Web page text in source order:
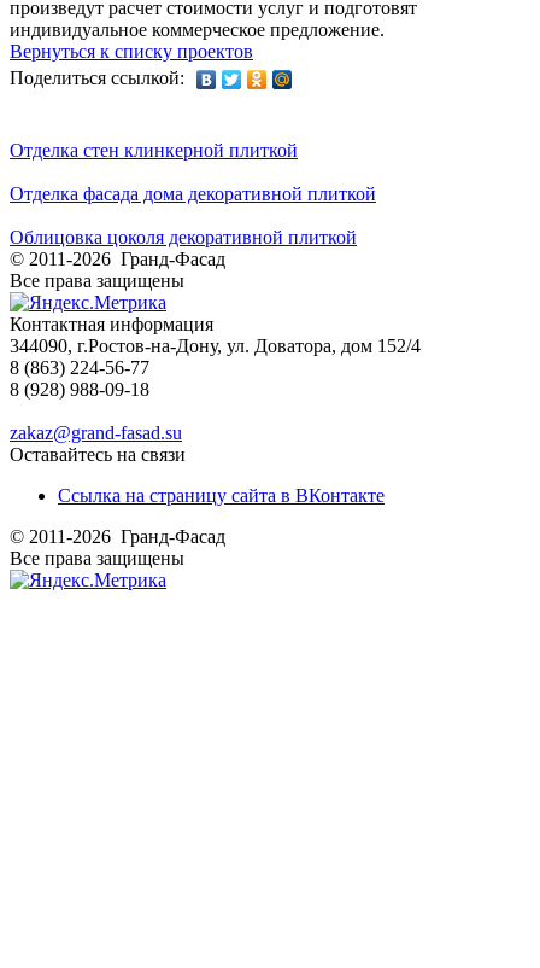
произведут расчет стоимости услуг и подготовят
индивидуальное коммерческое предложение.
Вернуться к списку проектов
Поделиться ссылкой:
Отделка стен клинкерной плиткой
Отделка фасада дома декоративной плиткой
Облицовка цоколя декоративной плиткой
© 2011-2026 Гранд-Фасад
Все права защищены
Контактная информация
344090, г.Ростов-на-Дону, ул. Доватора, дом 152/4
8 (863) 224-56-77
8 (928) 988-09-18
zakaz@grand-fasad.su
Оставайтесь на связи
Ссылка на страницу сайта в ВКонтакте
© 2011-2026 Гранд-Фасад
Все права защищены